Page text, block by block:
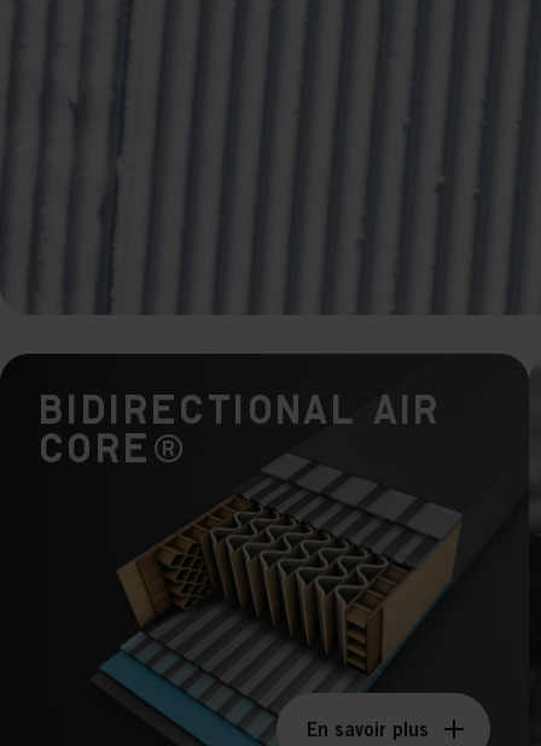
Bidirectional AIR
CORE®
En savoir plus